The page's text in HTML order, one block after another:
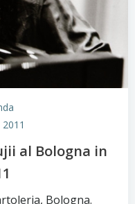
al Bologna in
Bologna.